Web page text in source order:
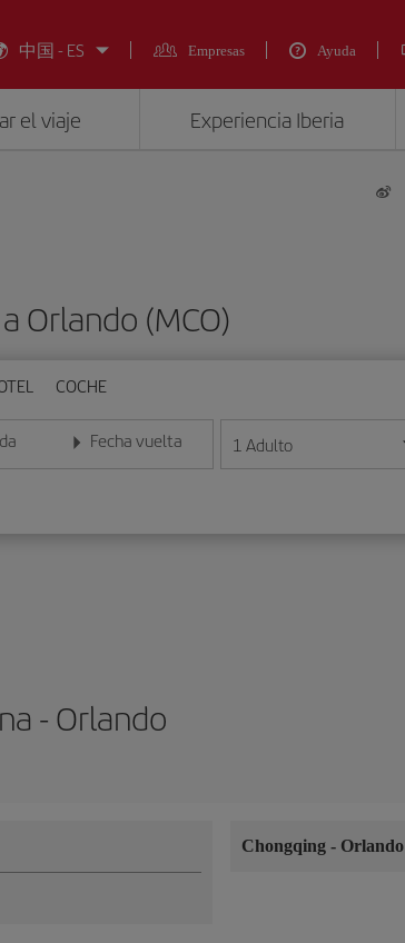
中国 - ES
Empresas Ayuda
el viaje Experiencia Iberia
Orlando (MCO)
COCHE
fecha en formato día/mes/año
Fecha vuelta
Introduce la fecha en formato día/mes/año
1 Adulto
- Orlando
Chongqing- Orlando